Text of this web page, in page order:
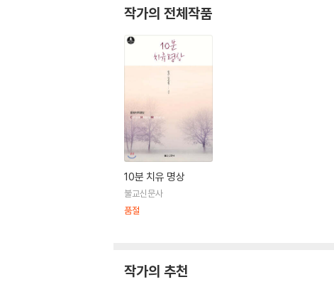
작가의 전체작품
10분 치유 명상
불교신문사
품절
작가의 추천